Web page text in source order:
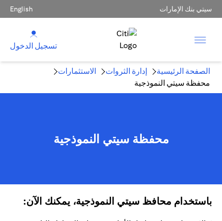
سيتي بنك الإمارات English
تسجيل الدخول
الصفحة الرئيسية إدارة الثروات
الاستثمارات
محفظة سيتي النموذجية
محفظة سيتي النموذجية
باستخدام محافظ سيتي النموذجية، يمكنك الآن: